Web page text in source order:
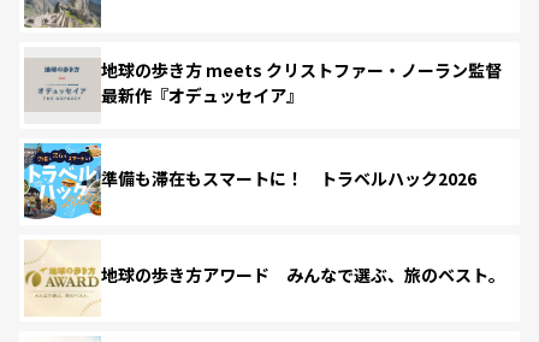
地球の歩き方 meets クリストファー・ノーラン監督
最新作『オデュッセイア』
準備も滞在もスマートに！ トラベルハック2026
地球の歩き方アワード みんなで選ぶ、旅のベスト。